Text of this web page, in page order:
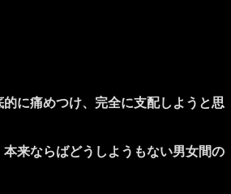
に痛めつけ、完全に支配しようと思
来ならばどうしようもない男女間の